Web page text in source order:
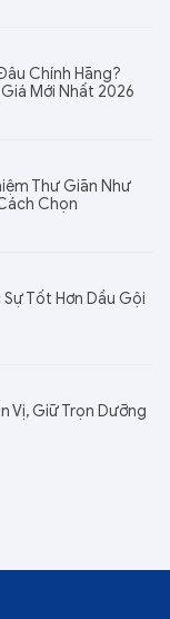
Chính Hãng?
Mới Nhất 2026
Thư Giãn Như
Chọn
Tốt Hơn Dầu Gội
Vị, Giữ Trọn Dưỡng